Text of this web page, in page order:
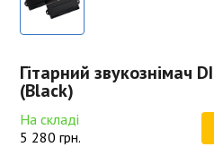
Гітарний звукознімач
(Black)
На складі
5 280 грн.